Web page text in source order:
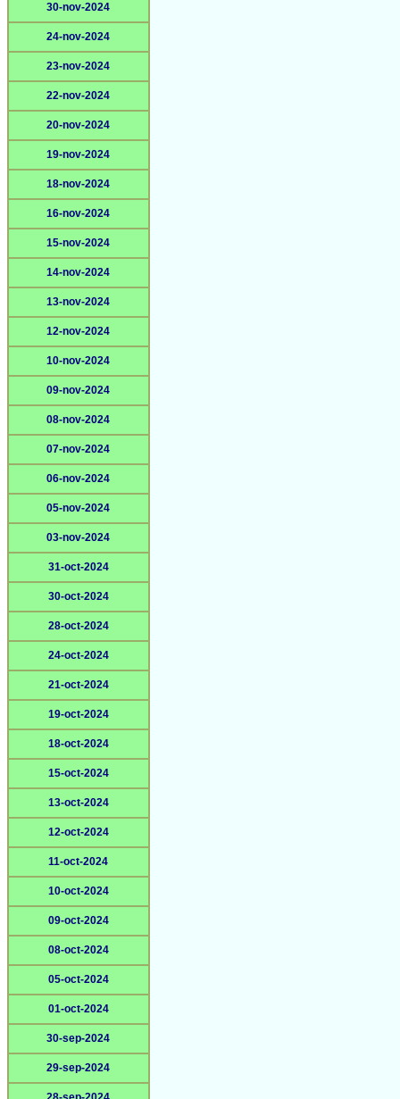
30-nov-2024
24-nov-2024
23-nov-2024
22-nov-2024
20-nov-2024
19-nov-2024
18-nov-2024
16-nov-2024
15-nov-2024
14-nov-2024
13-nov-2024
12-nov-2024
10-nov-2024
09-nov-2024
08-nov-2024
07-nov-2024
06-nov-2024
05-nov-2024
03-nov-2024
31-oct-2024
30-oct-2024
28-oct-2024
24-oct-2024
21-oct-2024
19-oct-2024
18-oct-2024
15-oct-2024
13-oct-2024
12-oct-2024
11-oct-2024
10-oct-2024
09-oct-2024
08-oct-2024
05-oct-2024
01-oct-2024
30-sep-2024
29-sep-2024